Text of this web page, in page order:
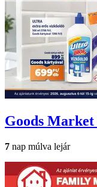
Goods Market
7 nap múlva lejár